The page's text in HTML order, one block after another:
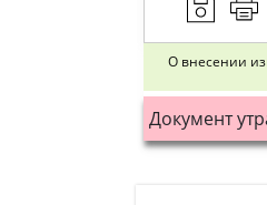
О внесении
Документ